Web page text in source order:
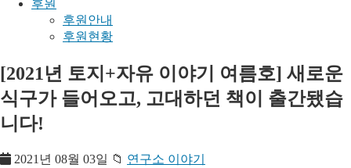
후원
후원안내
후원현황
[2021년 토지+자유 이야기 여름호] 새로운
식구가 들어오고, 고대하던 책이 출간됐습
니다!
2021년 08월 03일 📁 연구소 이야기